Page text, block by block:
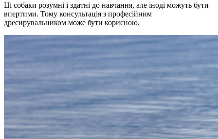
Ці собаки розумні і здатні до навчання, але іноді можуть бути
впертими. Тому консультація з професійним
дресирувальником може бути корисною.